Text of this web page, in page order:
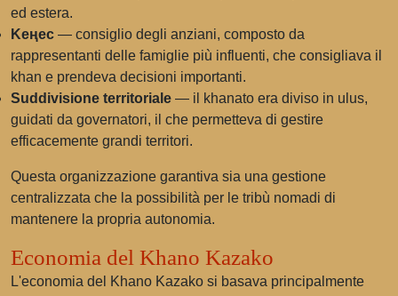
ed estera.
Kеңес — consiglio degli anziani, composto da
rappresentanti delle famiglie più influenti, che consigliava il
khan e prendeva decisioni importanti.
Suddivisione territoriale — il khanato era diviso in ulus,
guidati da governatori, il che permetteva di gestire
efficacemente grandi territori.
Questa organizzazione garantiva sia una gestione
centralizzata che la possibilità per le tribù nomadi di
mantenere la propria autonomia.
Economia del Khano Kazako
L'economia del Khano Kazako si basava principalmente